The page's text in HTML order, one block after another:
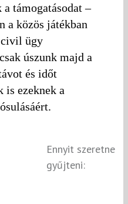
támogatásodat –
a közös játékban
civil ügy
úszunk majd a
és időt
is ezeknek a
Ennyit szeretne
gyűjteni: